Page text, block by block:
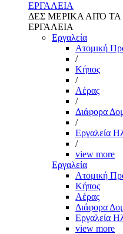
ΕΡΓΑΛΕΙΑ
ΔΕΣ ΜΕΡΙΚΑ ΑΠΌ
ΕΡΓΑΛΕΙΑ
Εργαλεία
Aτομική
/
Kήπος
/
Αέρας
/
Διάφορα
/
Εργαλεία
/
view more
Εργαλεία
Aτομική
Kήπος
Αέρας
Διάφορα
Εργαλεία
view more